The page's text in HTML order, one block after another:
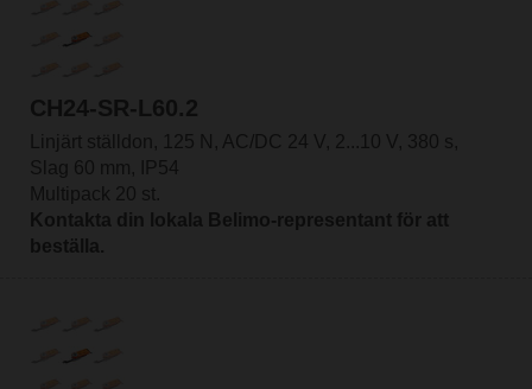
CH24-SR-L60.2
Linjärt ställdon, 125 N, AC/DC 24 V, 2...10 V, 380 s,
Slag 60 mm, IP54
Multipack 20 st.
Kontakta din lokala Belimo-representant för att
beställa.